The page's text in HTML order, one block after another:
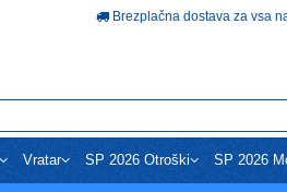
Brezplačna dostava za vsa
Vratar SP 2026 Otroški SP 2026